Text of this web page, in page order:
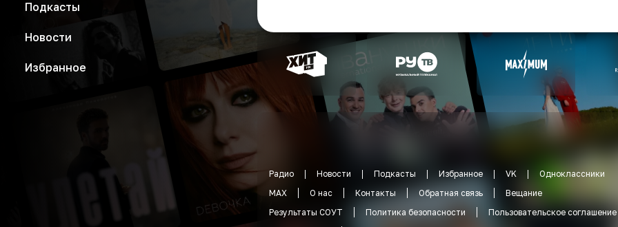
Подкасты
Новости
Избранное
Радио Новости Подкасты Избранное VK
Одноклассники
MAX
О нас Контакты Обратная связь
Вещание
Результаты СОУТ
Политика безопасности
Пользовательское соглашение